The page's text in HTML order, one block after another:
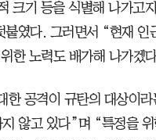
크기 등을 식별해 나가고
였다. 그러면서 “현재 인
한 노력도 배가해 나가겠
한 공격이 규탄의 대상이
않고 있다”며 “특정을